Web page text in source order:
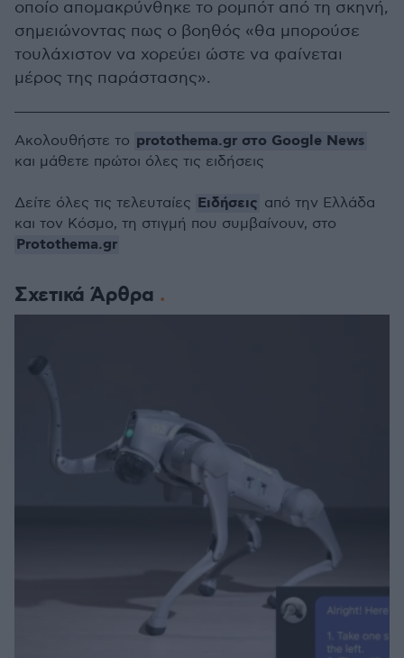
οποίο απομακρύνθηκε το ρομπότ από τη σκηνή,
σημειώνοντας πως ο βοηθός «θα μπορούσε
τουλάχιστον να χορεύει ώστε να φαίνεται
μέρος της παράστασης».
Σχετικά Άρθρα
Ακολουθήστε το protothema.gr στο Google News
και μάθετε πρώτοι όλες τις ειδήσεις
Δείτε όλες τις τελευταίες Ειδήσεις από την Ελλάδα
και τον Κόσμο, τη στιγμή που συμβαίνουν, στο
Protothema.gr